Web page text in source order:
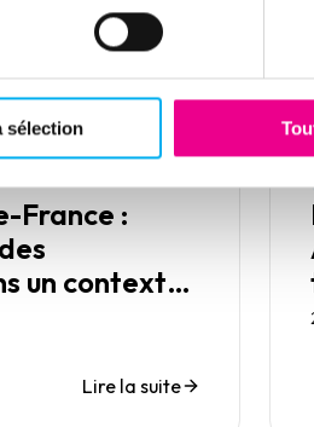
sélection
En savoir plus
France :
un contexte
tendue
Lire la suite